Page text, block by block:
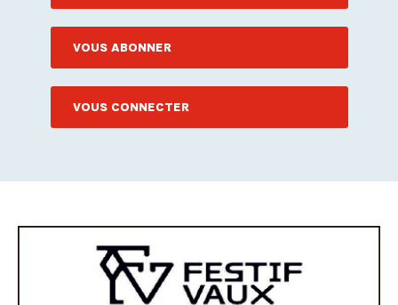
VOUS ABONNER
VOUS CONNECTER